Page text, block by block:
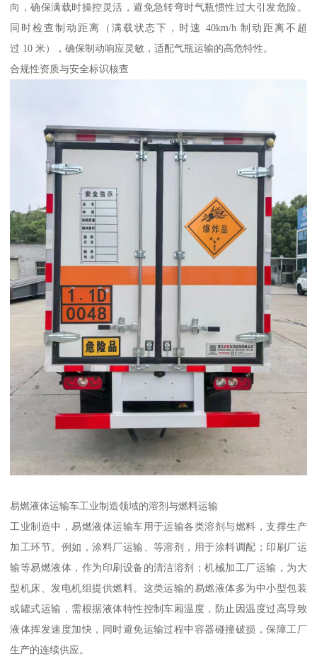
向，确保满载时操控灵活，避免急转弯时气瓶惯性过大引发危险。
同时检查制动距离（满载状态下，时速 40km/h 制动距离不超
过 10 米），确保制动响应灵敏，适配气瓶运输的高危特性。​
合规性资质与安全标识核查​
易燃液体运输车工业制造领域的溶剂与燃料运输​
工业制造中，易燃液体运输车用于运输各类溶剂与燃料，支撑生产
加工环节。例如，涂料厂运输、等溶剂，用于涂料调配；印刷厂运
输等易燃液体，作为印刷设备的清洁溶剂；机械加工厂运输，为大
型机床、发电机组提供燃料。这类运输的易燃液体多为中小型包装
或罐式运输，需根据液体特性控制车厢温度，防止因温度过高导致
液体挥发速度加快，同时避免运输过程中容器碰撞破损，保障工厂
生产的连续供应。​